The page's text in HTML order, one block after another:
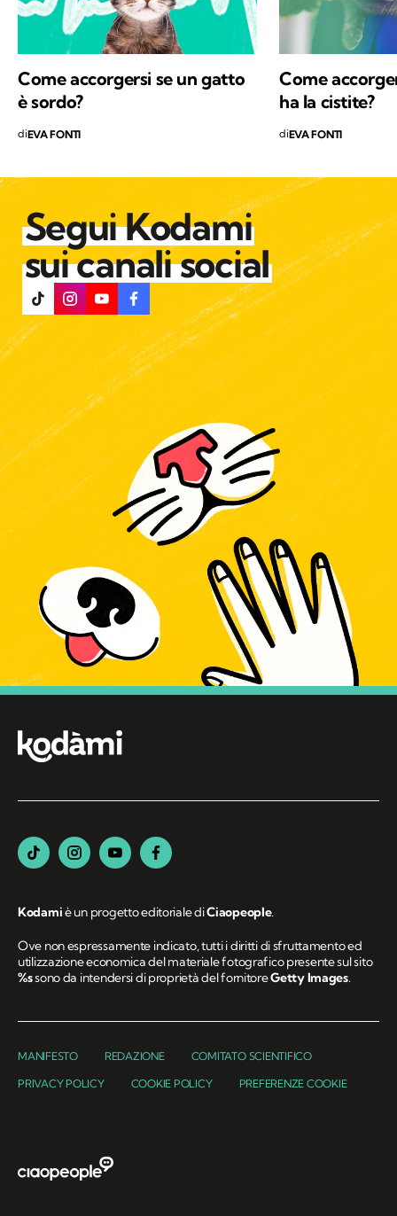
Come accorgersi se un gatto
è sordo?
diEVA FONTI
Come
ha la cistite?
diEVA FONTI
Segui Kodami
sui canali social
Kodamiè un progetto editoriale diCiaopeople.
Ove non espressamente indicato, tutti i diritti di sfruttamento ed
utilizzazione economica del materiale fotografico presente sul sito
%ssono da intendersi di proprietà del fornitoreGetty Images.
MANIFESTO REDAZIONE COMITATO SCIENTIFICO
PRIVACY POLICY COOKIE POLICY PREFERENZE COOKIE